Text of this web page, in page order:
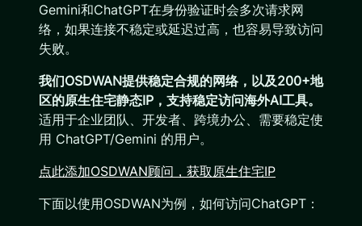
Gemini和ChatGPT在身份验证时会多次请求网
络，如果连接不稳定或延迟过高，也容易导致访问
失败。
我们OSDWAN提供稳定合规的网络，以及200+地
区的原生住宅静态IP，支持稳定访问海外AI工具。
适用于企业团队、开发者、跨境办公、需要稳定使
用 ChatGPT/Gemini 的用户。
点此添加OSDWAN顾问，获取原生住宅IP
下面以使用OSDWAN为例，如何访问ChatGPT：